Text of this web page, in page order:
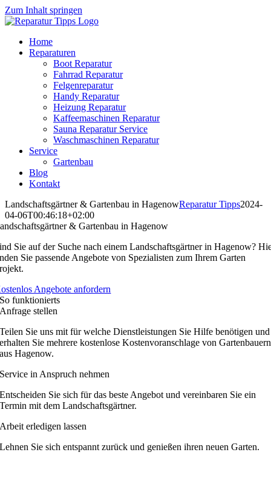
Zum Inhalt springen
Home
Reparaturen
Boot Reparatur
Fahrrad Reparatur
Felgenreparatur
Handy Reparatur
Heizung Reparatur
Kaffeemaschinen Reparatur
Sauna Reparatur Service
Waschmaschinen Reparatur
Service
Gartenbau
Blog
Kontakt
Landschaftsgärtner & Gartenbau in HagenowReparatur Tipps2024-
04-06T00:46:18+02:00
& Gartenbau in Hagenow
Sie auf der Suche nach einem Landschaftsgärtner in Hagenow?
Sie passende Angebote von Spezialisten zum Ihrem Garten
Angebote anfordern
So funktionierts
Anfrage stellen
Teilen Sie uns mit für welche Dienstleistungen Sie Hilfe benötigen und
erhalten Sie mehrere kostenlose Kostenvoranschlage von Gartenbauern
aus Hagenow.
Service in Anspruch nehmen
Entscheiden Sie sich für das beste Angebot und vereinbaren Sie ein
Termin mit dem Landschaftsgärtner.
Arbeit erledigen lassen
Lehnen Sie sich entspannt zurück und genießen ihren neuen Garten.